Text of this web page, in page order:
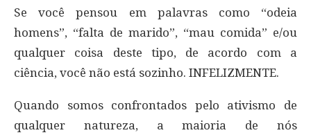
Se você pensou em palavras como “odeia
homens”, “falta de marido”, “mau comida” e/ou
qualquer coisa deste tipo, de acordo com a
ciência, você não está sozinho. INFELIZMENTE.
Quando somos confrontados pelo ativismo de
qualquer natureza, a maioria de nós